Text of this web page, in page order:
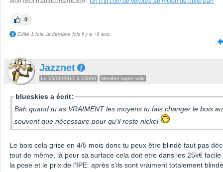
0
Edité 1 fois, la dernière fois il y a +9 ans.
Jazznet
Le 15/06/2017 à 15h50 Membre super utile
blueskies a écrit:
Bah quand tu as VRAIMENT les moyens tu fais changer le bois
souvent que nécessaire pour qu'il reste nickel
Le bois cela grise en 4/5 mois donc tu peux être blindé faut pas
tout de même, là pour sa surface cela doit etre dans les 25k€ facile
la pose et le prix de l'IPE. après s'ils sont vraiment totalement